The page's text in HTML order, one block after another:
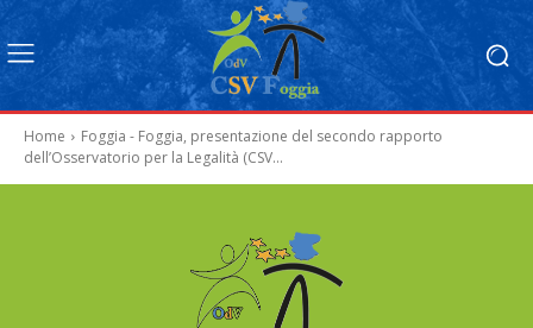
Home
Foggia - Foggia, presentazione del secondo rapporto
dell’Osservatorio per la Legalità (CSV...